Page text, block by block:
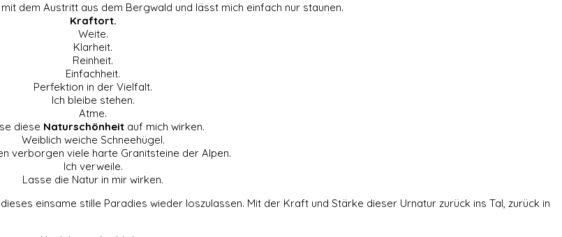
dem Austritt aus dem Bergwald und lässt mich einfach nur staunen.
Kraftort.
Weite.
Klarheit.
Reinheit.
Einfachheit.
Perfektion in der Vielfalt.
Ich bleibe stehen.
Atme.
diese Naturschönheitauf mich wirken.
Weiblich weiche Schneehügel.
verborgen viele harte Granitsteine der Alpen.
Ich verweile.
Lasse die Natur in mir wirken.
einsame stille Paradies wieder loszulassen. Mit der Kraft und Stärke dieser Urnatur zurück ins Tal, zurück in